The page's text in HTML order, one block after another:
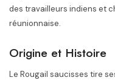
des travailleurs indiens et
réunionnaise.
Origine et Histoire
Le Rougail saucisses tire